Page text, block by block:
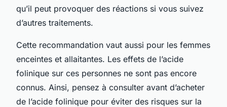
qu’il peut provoquer des réactions si vous suivez
d’autres traitements.
Cette recommandation vaut aussi pour les femmes
enceintes et allaitantes. Les effets de l’acide
folinique sur ces personnes ne sont pas encore
connus. Ainsi, pensez à consulter avant d’acheter
de l’acide folinique pour éviter des risques sur la